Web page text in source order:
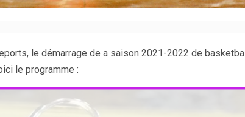
le démarrage de a saison 2021-2022 de
le programme :